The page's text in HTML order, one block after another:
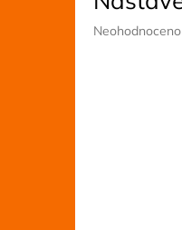
Průměrné
Neohodnoceno